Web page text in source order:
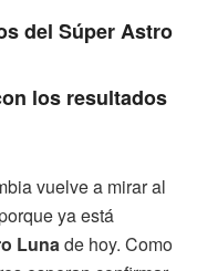
del Súper Astro
los resultados
vuelve a mirar al
ya está
Lunade hoy. Como